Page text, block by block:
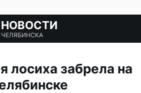
НОВОСТИ
ЧЕЛЯБИНСКА
лосиха забрела на